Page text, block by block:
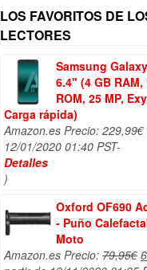
LOS FAVORITOS DE
LECTORES
Samsung
6.4" (4 GB RAM,
ROM, 25 MP,
Carga rápida)
Amazon.es Precio: 229,99€
12/01/2020 01:40 PST-
Detalles
)
Oxford OF690
- Puño
Moto
Amazon.es Precio: 79,95€